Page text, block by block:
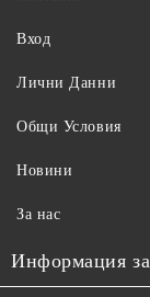
Вход
Лични Данни
Общи Условия
Новини
За нас
Информация